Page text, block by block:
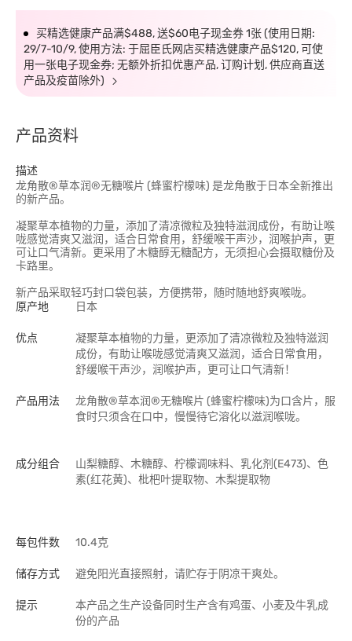
买精选健康产品满$488, 送$60电子现金券 1张 (使用日期:
29/7-10/9, 使用方法: 于屈臣氏网店买精选健康产品$120, 可使
用一张电子现金券; 无额外折扣优惠产品, 订购计划, 供应商直送
产品及疫苗除外)
产品资料
描述
龙角散®草本润®无糖喉片 (蜂蜜柠檬味) 是龙角散于日本全新推出
的新产品。
凝聚草本植物的力量，添加了清凉微粒及独特滋润成份，有助让喉
咙感觉清爽又滋润，适合日常食用，舒缓喉干声沙，润喉护声，更
可让口气清新。更采用了木糖醇无糖配方，无须担心会摄取糖份及
卡路里。
新产品采取轻巧封口袋包装，方便携带，随时随地舒爽喉咙。
原产地
日本
优点
凝聚草本植物的力量，更添加了清凉微粒及独特滋润
成份，有助让喉咙感觉清爽又滋润，适合日常食用，
舒缓喉干声沙，润喉护声，更可让口气清新！
产品用法
龙角散®草本润®无糖喉片 (蜂蜜柠檬味)为口含片，服
食时只须含在口中，慢慢待它溶化以滋润喉咙。
成分组合
山梨糖醇、木糖醇、柠檬调味料、乳化剂(E473)、色
素(红花黄)、枇杷叶提取物、木梨提取物
每包件数 10.4克
储存方式 避免阳光直接照射，请贮存于阴凉干爽处。
提示
本产品之生产设备同时生产含有鸡蛋、小麦及牛乳成
份的产品